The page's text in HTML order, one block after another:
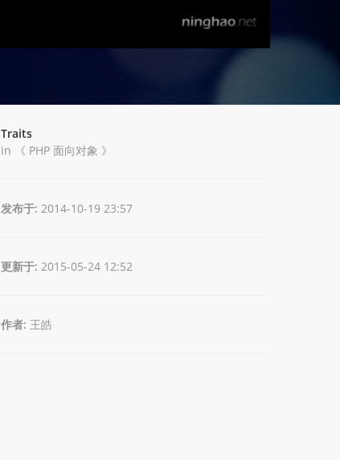
Traits
in 《 PHP 面向对象 》
发布于: 2014-10-19 23:57
更新于: 2015-05-24 12:52
作者: 王皓